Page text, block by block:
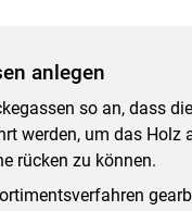
anlegen
so an, dass
werden, um das Holz
rücken zu können.